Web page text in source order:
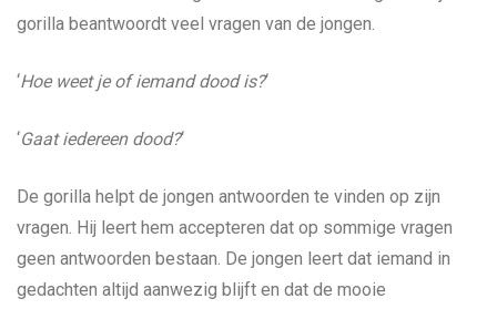
gorilla beantwoordt veel vragen van de jongen.
‘Hoe weet je of iemand dood is?‘
‘Gaat iedereen dood?‘
De gorilla helpt de jongen antwoorden te vinden op zijn
vragen. Hij leert hem accepteren dat op sommige vragen
geen antwoorden bestaan. De jongen leert dat iemand in
gedachten altijd aanwezig blijft en dat de mooie